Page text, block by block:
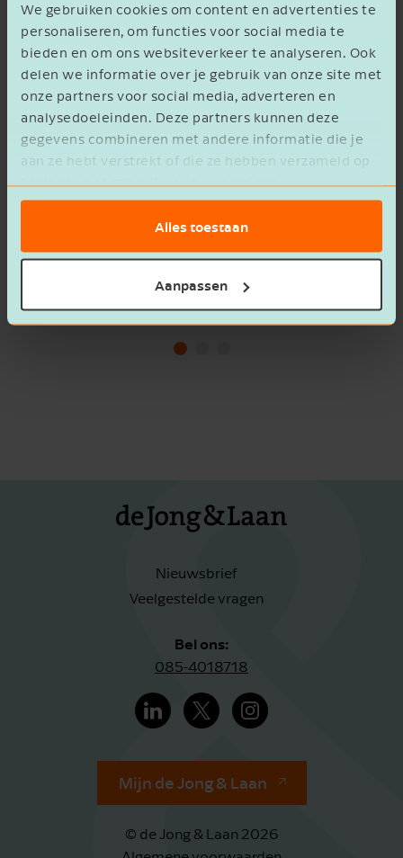
We gebruiken cookies om content en advertenties te
personaliseren, om functies voor social media te
bieden en om ons websiteverkeer te analyseren. Ook
delen we informatie over je gebruik van onze site met
onze partners voor social media, adverteren en
analysedoeleinden. Deze partners kunnen deze
gegevens combineren met andere informatie die je
aan ze hebt verstrekt of die ze hebben verzameld op
basis van het gebruik van hun services.
Alles toestaan
Aanpassen
Nieuwsbrief
Veelgestelde vragen
Bel ons:
085-4018718
Mijn de Jong & Laan
© de Jong & Laan 2026